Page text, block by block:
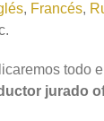
, Francés,
todo
jurado